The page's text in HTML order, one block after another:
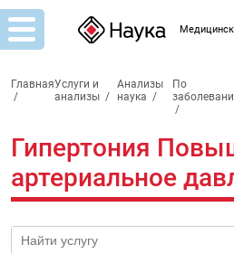
Главная
/
Услуги и
анализы /
Анализы
наука /
По
/
Гипертония
артериальное